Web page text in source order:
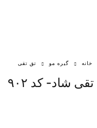
خانه گیره مو تق تقی
شاد- کد ۹۰۲